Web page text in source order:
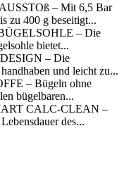
– Mit 6,5 Bar
zu 400 g beseitigt...
– Die
bietet...
– Die
und leicht zu...
– Bügeln ohne
bügelbaren...
CALC-CLEAN –
des...